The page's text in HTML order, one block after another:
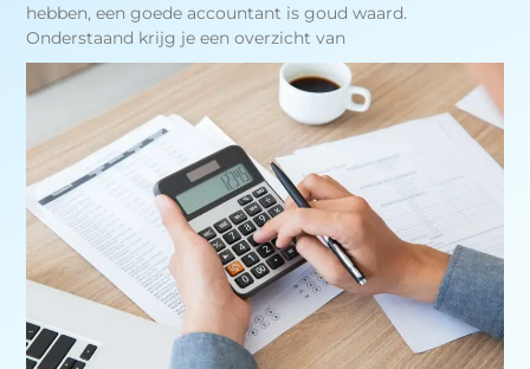
hebben, een goede accountant is goud waard.
Onderstaand krijg je een overzicht van